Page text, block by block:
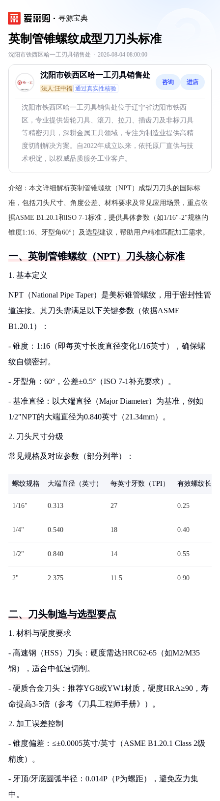
寻源宝典
英制管锥螺纹成型刀刀头标准
沈阳市铁西区哈一工刃具销售处 · 2026-08-04 08:00:00
沈阳市铁西区哈一工刃具销售处
法人:汪中福 通过真实性核验
咨询 进店
沈阳市铁西区哈一工刃具销售处位于辽宁省沈阳市铁西
区，专业提供齿轮刀具、滚刀、拉刀、插齿刀及非标刀具
等精密刃具，深耕金属工具领域，专注为制造业提供高精
度切削解决方案。自2022年成立以来，依托原厂直供与技
术积淀，以权威品质服务工业客户。
介绍： 本文详细解析英制管锥螺纹（NPT）成型刀刀头的国际标
准，包括刀头尺寸、角度公差、材料要求及常见应用场景，重点依
据ASME B1.20.1和ISO 7-1标准，提供具体参数（如1/16"-2"规格的
锥度1:16、牙型角60°）及选型建议，帮助用户精准匹配加工需求。
一、英制管锥螺纹（NPT）刀头核心标准
1. 基本定义
NPT（National Pipe Taper）是美标锥管螺纹，用于密封性管
道连接。其刀头需满足以下关键参数（依据ASME
B1.20.1）：
- 锥度：1:16（即每英寸长度直径变化1/16英寸），确保螺
纹自锁密封。
- 牙型角：60°，公差±0.5°（ISO 7-1补充要求）。
- 基准直径：以大端直径（Major Diameter）为基准，例如
1/2"NPT的大端直径为0.840英寸（21.34mm）。
2. 刀头尺寸分级
常见规格及对应参数（部分列举）：
螺纹规格 大端直径（英寸） 每英寸牙数（TPI） 有效螺纹长
1/16" 0.313 27 0.25
1/4" 0.540 18 0.40
1/2" 0.840 14 0.55
2" 2.375 11.5 0.90
二、刀头制造与选型要点
1. 材料与硬度要求
- 高速钢（HSS）刀头：硬度需达HRC62-65（如M2/M35
钢），适合中低速切削。
- 硬质合金刀头：推荐YG8或YW1材质，硬度HRA≥90，寿
命提高3-5倍（参考《刀具工程师手册》）。
2. 加工误差控制
- 锥度偏差：≤±0.0005英寸/英寸（ASME B1.20.1 Class 2级
精度）。
- 牙顶/牙底圆弧半径：0.014P（P为螺距），避免应力集
中。